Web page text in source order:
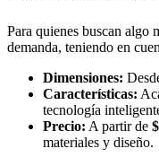
Para quienes buscan algo
demanda, teniendo en
Dimensiones:
Características:
tecnología
Precio: A partir de
materiales y diseño.